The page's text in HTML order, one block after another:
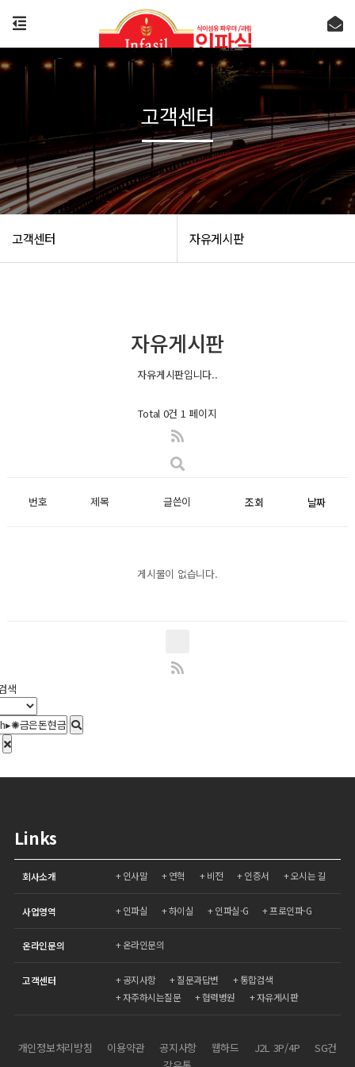
고객센터 자유게시판
고객센터
자유게시판
자유게시판입니다..
Total 0건 1 페이지
번호 제목 글쓴이 조회 날짜
게시물이 없습니다.
색
Links
회사소개 인사말 연혁 비전 인증서 오시는 길
사업영역 인파실 하이실 인파실-G 프로인파-G
온라인문의 온라인문의
고객센터 공지사항 질문과답변
통합검색
자주하시는질문
협력병원 자유게시판
개인정보처리방침 이용약관 공지사항 웹하드 J2L 3P/4P
SG건